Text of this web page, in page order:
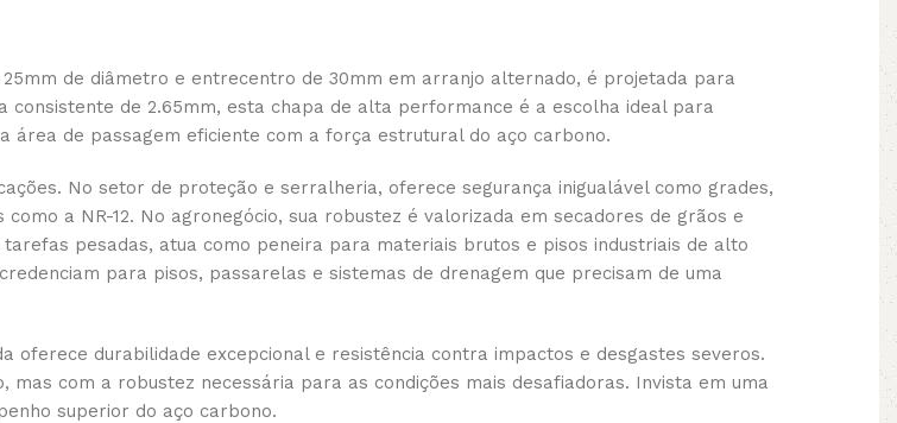
de diâmetro e entrecentro de 30mm em arranjo alternado, é projetada para
consistente de 2.65mm, esta chapa de alta performance é a escolha ideal para
área de passagem eficiente com a força estrutural do aço carbono.
No setor de proteção e serralheria, oferece segurança inigualável como grades,
a NR-12. No agronegócio, sua robustez é valorizada em secadores de grãos e
pesadas, atua como peneira para materiais brutos e pisos industriais de alto
para pisos, passarelas e sistemas de drenagem que precisam de uma
oferece durabilidade excepcional e resistência contra impactos e desgastes severos.
com a robustez necessária para as condições mais desafiadoras. Invista em uma
superior do aço carbono.